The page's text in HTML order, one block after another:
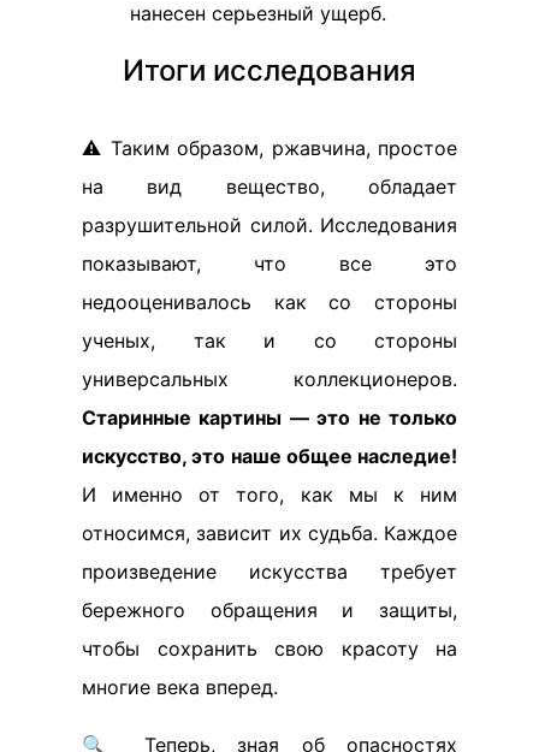
нанесен серьезный ущерб.
Итоги исследования
⚠️ Таким образом, ржавчина, простое
на вид вещество, обладает
разрушительной силой. Исследования
показывают, что все это
недооценивалось как со стороны
ученых, так и со стороны
универсальных коллекционеров.
Старинные картины — это не только
искусство, это наше общее наследие!
И именно от того, как мы к ним
относимся, зависит их судьба. Каждое
произведение искусства требует
бережного обращения и защиты,
чтобы сохранить свою красоту на
многие века вперед.
🔍 Теперь, зная об опасностях